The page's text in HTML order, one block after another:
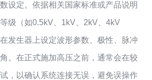
设定。依据相关国家标准或产品说明
级（如0.5kV、1kV、2kV、4kV
发生器上设定波形参数、极性、脉冲
。在正式施加高压之前，通常会在较
，以确认系统连接无误，避免误操作